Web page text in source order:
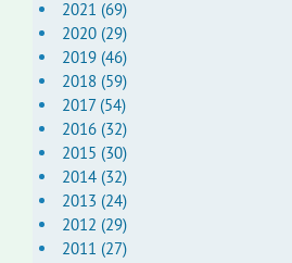
2021 (69)
2020 (29)
2019 (46)
2018 (59)
2017 (54)
2016 (32)
2015 (30)
2014 (32)
2013 (24)
2012 (29)
2011 (27)